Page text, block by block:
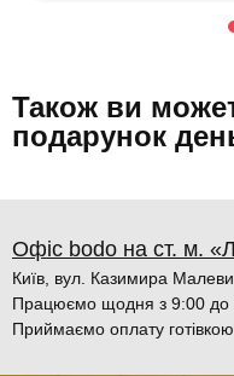
Також ви
подарунок
Офіс bodo на ст. м.
Київ, вул. Казимира
Працюємо щодня з 9:00 до
Приймаємо оплату